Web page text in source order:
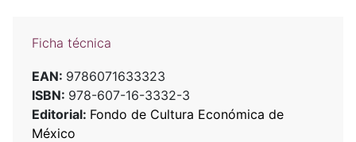
Ficha técnica
EAN: 9786071633323
ISBN: 978-607-16-3332-3
Editorial: Fondo de Cultura Económica de
México